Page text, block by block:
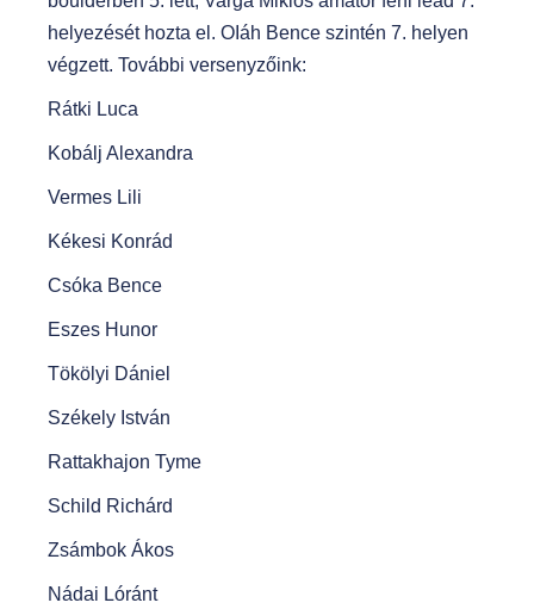
helyezését hozta el. OIáh Bence szintén 7. helyen
végzett. További versenyzőink:
Rátki Luca
Kobálj Alexandra
Vermes Lili
Kékesi Konrád
Csóka Bence
Eszes Hunor
Tökölyi Dániel
Székely István
Rattakhajon Tyme
Schild Richárd
Zsámbok Ákos
Nádai Lóránt